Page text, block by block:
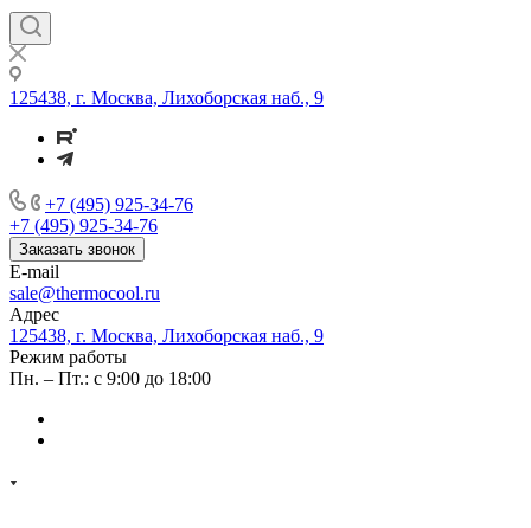
125438, г. Москва, Лихоборская наб., 9
+7 (495) 925-34-76
+7 (495) 925-34-76
Заказать звонок
E-mail
sale@thermocool.ru
Адрес
125438, г. Москва, Лихоборская наб., 9
Режим работы
Пн. – Пт.: с 9:00 до 18:00